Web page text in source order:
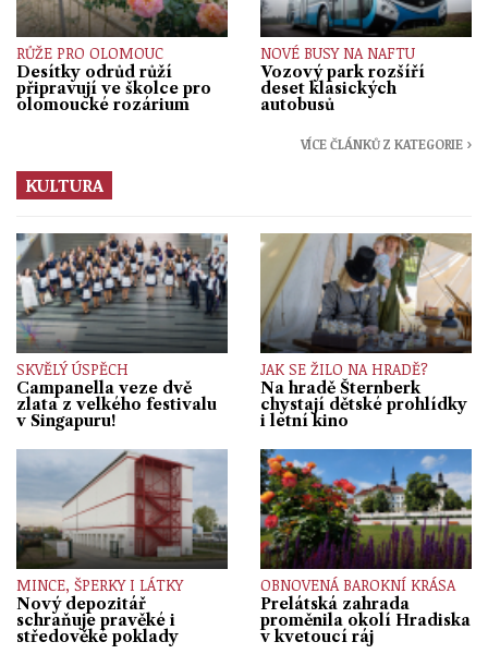
RŮŽE PRO OLOMOUC
Desítky odrůd růží
připravují ve školce pro
olomoucké rozárium
NOVÉ BUSY NA NAFTU
Vozový park rozšíří
deset klasických
autobusů
VÍCE ČLÁNKŮ Z KATEGORIE ›
KULTURA
SKVĚLÝ ÚSPĚCH
Campanella veze dvě
zlata z velkého festivalu
v Singapuru!
JAK SE ŽILO NA HRADĚ?
Na hradě Šternberk
chystají dětské prohlídky
i letní kino
MINCE, ŠPERKY I LÁTKY
Nový depozitář
schraňuje pravěké i
středověké poklady
OBNOVENÁ BAROKNÍ KRÁSA
Prelátská zahrada
proměnila okolí Hradiska
v kvetoucí ráj